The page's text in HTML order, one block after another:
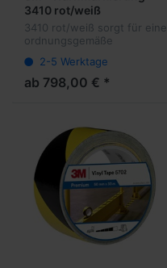
3410 rot/weiß
3410 rot/weiß sorgt für eine
ordnungsgemäße
Grade2-5 Werktage
ab 798,00 € *